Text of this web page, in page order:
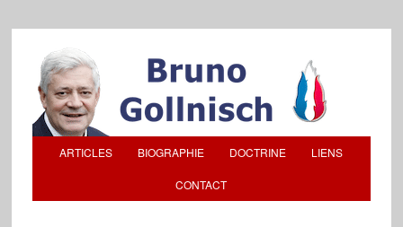
ARTICLES BIOGRAPHIE DOCTRINE LIENS
CONTACT